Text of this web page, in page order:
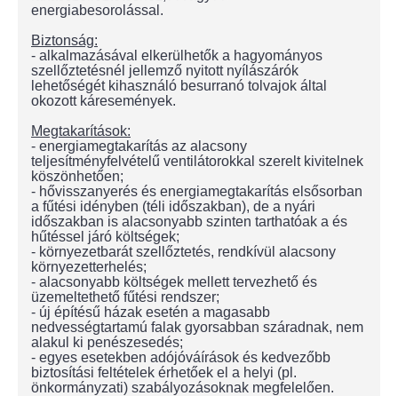
energiabesorolással.
Biztonság:
- alkalmazásával elkerülhetők a hagyományos
szellőztetésnél jellemző nyitott nyílászárók
lehetőségét kihasználó besurranó tolvajok által
okozott káresemények.
Megtakarítások:
- energiamegtakarítás az alacsony
teljesítményfelvételű ventilátorokkal szerelt kivitelnek
köszönhetően;
- hővisszanyerés és energiamegtakarítás elsősorban
a fűtési idényben (téli időszakban), de a nyári
időszakban is alacsonyabb szinten tarthatóak a és
hűtéssel járó költségek;
- környezetbarát szellőztetés, rendkívül alacsony
környezetterhelés;
- alacsonyabb költségek mellett tervezhető és
üzemeltethető fűtési rendszer;
- új építésű házak esetén a magasabb
nedvességtartamú falak gyorsabban száradnak, nem
alakul ki penészesedés;
- egyes esetekben adójóváírások és kedvezőbb
biztosítási feltételek érhetőek el a helyi (pl.
önkormányzati) szabályozásoknak megfelelően.